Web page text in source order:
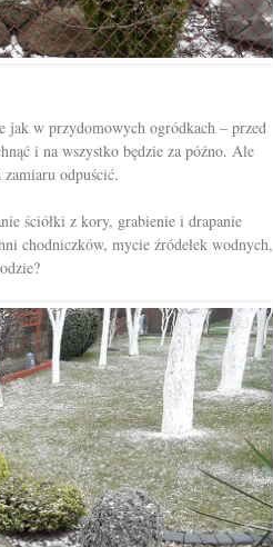
jak w przydomowych ogródkach – przed
i na wszystko będzie za późno. Ale
odpuścić.
ściółki z kory, grabienie i drapanie
chodniczków, mycie źródełek wodnych,